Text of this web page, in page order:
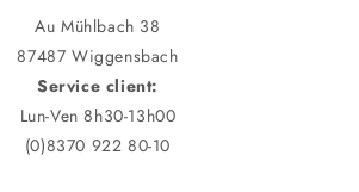
Au Mühlbach 38
87487 Wiggensbach
Service client:
Lun-Ven 8h30-13h00
(0)8370 922 80-10